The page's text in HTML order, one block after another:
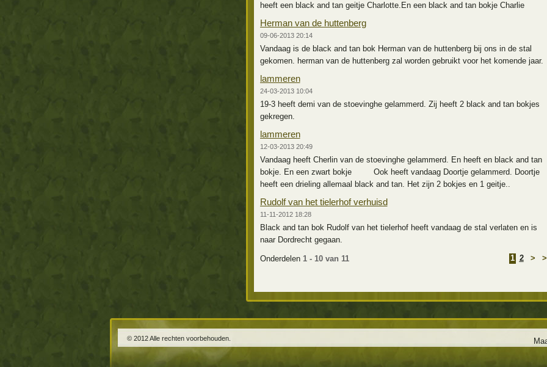
heeft een black and tan geitje Charlotte.En een black and tan bokje Charlie
Herman van de huttenberg
09-06-2013 20:14
Vandaag is de black and tan bok Herman van de huttenberg bij ons in de stal
gekomen. herman van de huttenberg zal worden gebruikt voor het komende jaar.
lammeren
24-03-2013 10:04
19-3 heeft demi van de stoevinghe gelammerd. Zij heeft 2 black and tan bokjes
gekregen.
lammeren
12-03-2013 20:49
Vandaag heeft Cherlin van de stoevinghe gelammerd. En heeft en black and tan
bokje. En een zwart bokje Ook heeft vandaag Doortje gelammerd. Doortje
heeft een drieling allemaal black and tan. Het zijn 2 bokjes en 1 geitje..
Rudolf van het tielerhof verhuisd
11-11-2012 18:28
Black and tan bok Rudolf van het tielerhof heeft vandaag de stal verlaten en is
naar Dordrecht gegaan.
Onderdelen 1 - 10 van 11 1 2 >
© 2012 Alle rechten voorbehouden.